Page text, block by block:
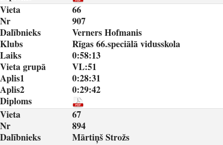
Vieta
66
Nr
907
Dalībnieks
Verners Hofmanis
Klubs
Rīgas 66.speciālā vidusskola
Laiks
0:58:13
Vieta grupā
VL:51
Aplis1
0:28:31
Aplis2
0:29:42
Diploms
Vieta
67
Nr
894
Dalībnieks
Mārtiņš Strožs